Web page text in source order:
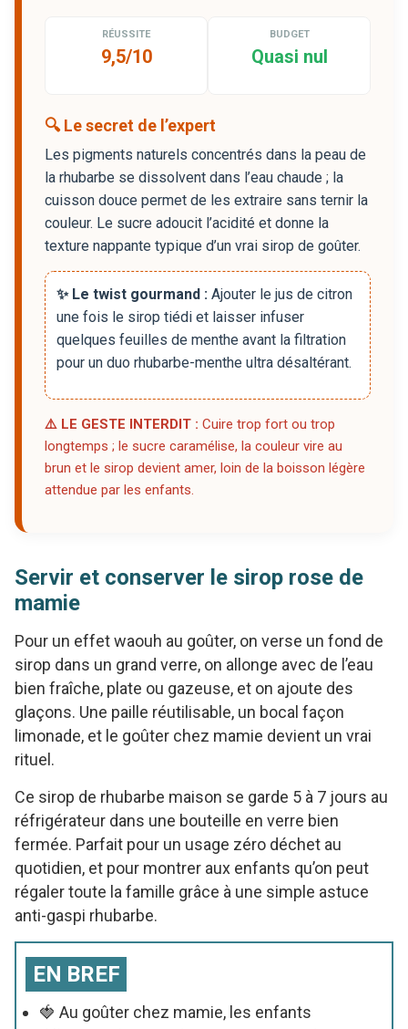
RÉUSSITE
9,5/10
BUDGET
Quasi nul
🔍 Le secret de l’expert
Les pigments naturels concentrés dans la peau de
la rhubarbe se dissolvent dans l’eau chaude ; la
cuisson douce permet de les extraire sans ternir la
couleur. Le sucre adoucit l’acidité et donne la
texture nappante typique d’un vrai sirop de goûter.
✨ Le twist gourmand : Ajouter le jus de citron
une fois le sirop tiédi et laisser infuser
quelques feuilles de menthe avant la filtration
pour un duo rhubarbe-menthe ultra désaltérant.
⚠️ LE GESTE INTERDIT : Cuire trop fort ou trop
longtemps ; le sucre caramélise, la couleur vire au
brun et le sirop devient amer, loin de la boisson légère
attendue par les enfants.
Servir et conserver le sirop rose de
mamie
Pour un effet waouh au goûter, on verse un fond de
sirop dans un grand verre, on allonge avec de l’eau
bien fraîche, plate ou gazeuse, et on ajoute des
glaçons. Une paille réutilisable, un bocal façon
limonade, et le goûter chez mamie devient un vrai
rituel.
Ce sirop de rhubarbe maison se garde 5 à 7 jours au
réfrigérateur dans une bouteille en verre bien
fermée. Parfait pour un usage zéro déchet au
quotidien, et pour montrer aux enfants qu’on peut
régaler toute la famille grâce à une simple astuce
anti-gaspi rhubarbe.
EN BREF
🍓 Au goûter chez mamie, les enfants